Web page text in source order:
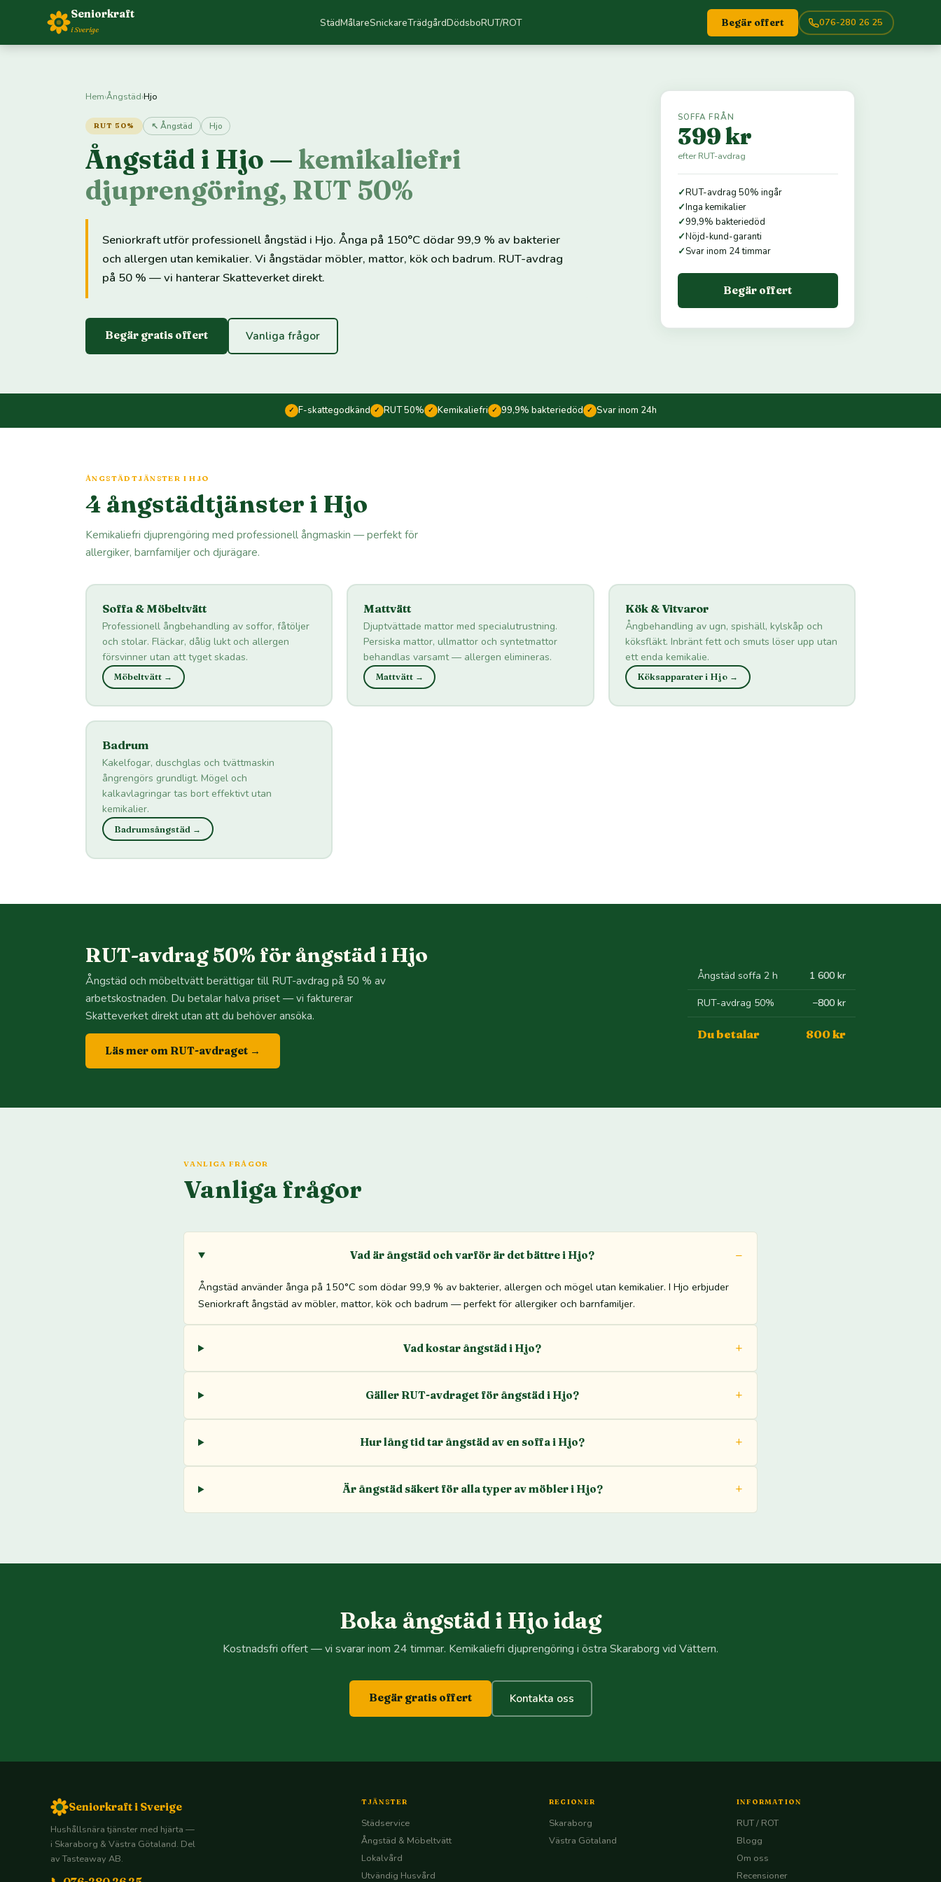
Seniorkraft
i Sverige StädMålareSnickareTrädgårdDödsboRUT/ROT Begär offert 076-280 26 25
Hem›Ångstäd›Hjo
RUT 50% ↖ Ångstäd Hjo
Ångstäd i Hjo — kemikaliefri
djuprengöring, RUT 50%
Seniorkraft utför professionell ångstäd i Hjo. Ånga på 150°C dödar 99,9 % av bakterier
och allergen utan kemikalier. Vi ångstädar möbler, mattor, kök och badrum. RUT-avdrag
på 50 % — vi hanterar Skatteverket direkt.
Begär gratis offert Vanliga frågor
SOFFA FRÅN
399 kr
efter RUT-avdrag
✓RUT-avdrag 50% ingår
✓Inga kemikalier
✓99,9% bakteriedöd
✓Nöjd-kund-garanti
✓Svar inom 24 timmar
Begär offert
✓ F-skattegodkänd ✓ RUT 50% ✓ Kemikaliefri ✓ 99,9% bakteriedöd ✓ Svar inom 24h
ÅNGSTÄDTJÄNSTER I HJO
4 ångstädtjänster i Hjo
Kemikaliefri djuprengöring med professionell ångmaskin — perfekt för
allergiker, barnfamiljer och djurägare.
Soffa & Möbeltvätt
Professionell ångbehandling av soffor, fåtöljer
och stolar. Fläckar, dålig lukt och allergen
försvinner utan att tyget skadas.
Möbeltvätt →
Mattvätt
Djuptvättade mattor med specialutrustning.
Persiska mattor, ullmattor och syntetmattor
behandlas varsamt — allergen elimineras.
Mattvätt →
Kök & Vitvaror
Ångbehandling av ugn, spishäll, kylskåp och
köksfläkt. Inbränt fett och smuts löser upp utan
ett enda kemikalie.
Köksapparater i Hjo →
Badrum
Kakelfogar, duschglas och tvättmaskin
ångrengörs grundligt. Mögel och
kalkavlagringar tas bort effektivt utan
kemikalier.
Badrumsångstäd →
RUT-avdrag 50% för ångstäd i Hjo
Ångstäd och möbeltvätt berättigar till RUT-avdrag på 50 % av
arbetskostnaden. Du betalar halva priset — vi fakturerar
Skatteverket direkt utan att du behöver ansöka.
Läs mer om RUT-avdraget →
Ångstäd soffa 2 h 1 600 kr
RUT-avdrag 50% −800 kr
Du betalar 800 kr
VANLIGA FRÅGOR
Vanliga frågor
Vad är ångstäd och varför är det bättre i Hjo?
Ångstäd använder ånga på 150°C som dödar 99,9 % av bakterier, allergen och mögel utan kemikalier. I Hjo erbjuder
Seniorkraft ångstäd av möbler, mattor, kök och badrum — perfekt för allergiker och barnfamiljer.
Vad kostar ångstäd i Hjo?
Gäller RUT-avdraget för ångstäd i Hjo?
Hur lång tid tar ångstäd av en soffa i Hjo?
Är ångstäd säkert för alla typer av möbler i Hjo?
Boka ångstäd i Hjo idag
Kostnadsfri offert — vi svarar inom 24 timmar. Kemikaliefri djuprengöring i östra Skaraborg vid Vättern.
Begär gratis offert Kontakta oss
Seniorkraft i Sverige
Hushållsnära tjänster med hjärta —
i Skaraborg & Västra Götaland. Del
av Tasteaway AB.
TJÄNSTER
Städservice
Ångstäd & Möbeltvätt
Lokalvård
Utvändig Husvård
REGIONER
Skaraborg
Västra Götaland
INFORMATION
RUT / ROT
Blogg
Om oss
Recensioner